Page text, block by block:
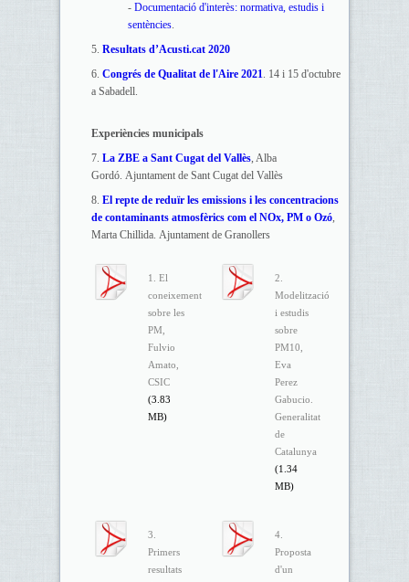
- Documentació d'interès: normativa, estudis i
sentències.
5. Resultats d’Acusti.cat 2020
6. Congrés de Qualitat de l'Aire 2021. 14 i 15 d'octubre
a Sabadell.
Experiències municipals
7. La ZBE a Sant Cugat del Vallès, Alba
Gordó. Ajuntament de Sant Cugat del Vallès
8. El repte de reduïr les emissions i les concentracions
de contaminants atmosfèrics com el NOx, PM o Ozó,
Marta Chillida. Ajuntament de Granollers
1. El
coneixement
sobre les
PM,
Fulvio
Amato,
CSIC
(3.83
MB)
2.
Modelització
i estudis
sobre
PM10,
Eva
Perez
Gabucio.
Generalitat
de
Catalunya
(1.34
MB)
3.
Primers
resultats
4.
Proposta
d'un